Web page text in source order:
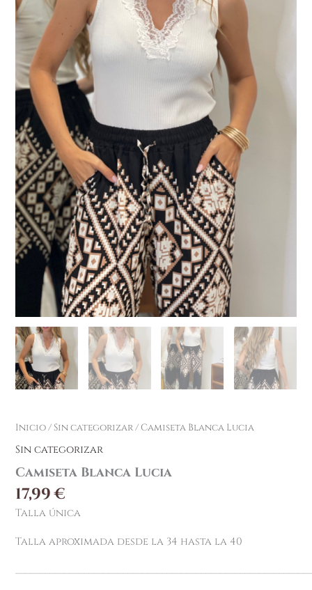
Inicio/Sin categorizar/ Camiseta Blanca Lucia
Sin categorizar
Camiseta Blanca Lucia
17,99€
Talla única
Talla aproximada desde la 34 hasta la 40